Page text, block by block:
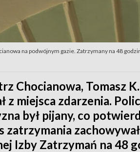
na podwójnym gazie. Zatrzymany na 48
Chocianowa, Tomasz
z miejsca zdarzenia.
był pijany, co
zatrzymania
Izby Zatrzymań na 48